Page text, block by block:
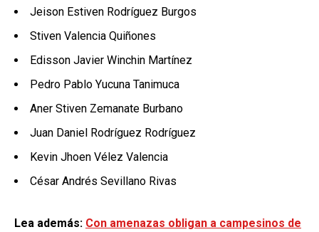
Jeison Estiven Rodríguez Burgos
Stiven Valencia Quiñones
Edisson Javier Winchin Martínez
Pedro Pablo Yucuna Tanimuca
Aner Stiven Zemanate Burbano
Juan Daniel Rodríguez Rodríguez
Kevin Jhoen Vélez Valencia
César Andrés Sevillano Rivas
Lea además: Con amenazas obligan a campesinos de